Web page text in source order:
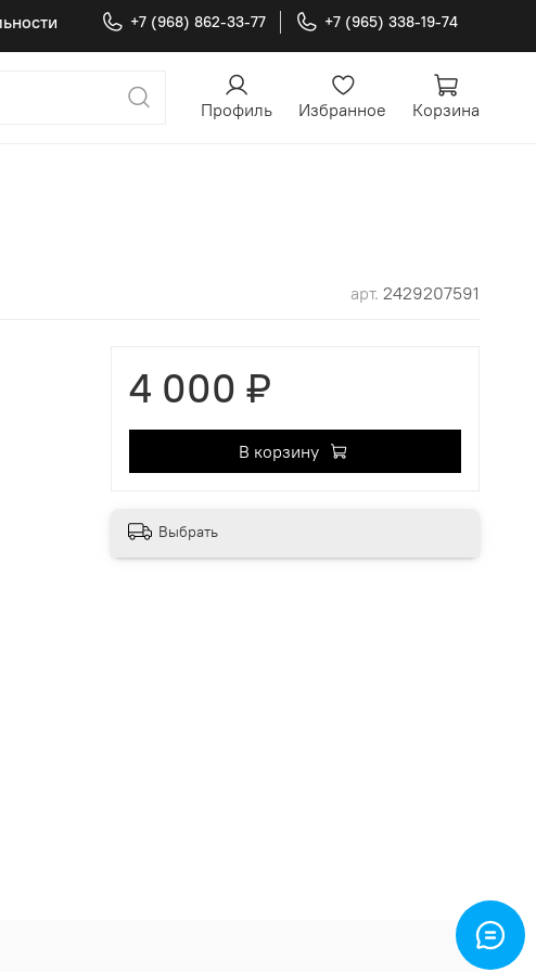
+7 (968) 862-33-77 +7 (965) 338-19-74
Профиль Избранное Корзина
арт. 2429207591
4 000 ₽
В корзину
Выбрать